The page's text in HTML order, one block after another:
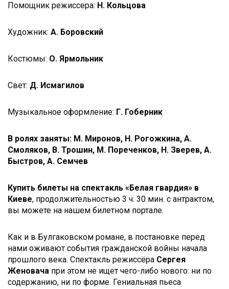
Помощник режиссера: Н. Кольцова
Художник: А. Боровский
Костюмы: О. Ярмольник
Свет: Д. Исмагилов
Музыкальное оформление: Г. Гоберник
В ролях заняты: М. Миронов, Н. Рогожкина, А.
Смоляков, В. Трошин, М. Пореченков, Н. Зверев, А.
Быстров, А. Семчев
Купить билеты на спектакль «Белая гвардия» в
Киеве, продолжительностью 3 ч. 30 мин. с антрактом,
вы можете на нашем билетном портале.
Как и в Булгаковском романе, в постановке перед
нами оживают события гражданской войны начала
прошлого века. Спектакль режиссёра Сергея
Женовача при этом не ищет чего-либо нового: ни по
содержанию, ни по форме. Гениальная пьеса